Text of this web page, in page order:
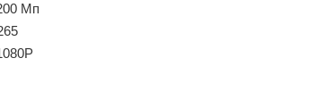
Мп